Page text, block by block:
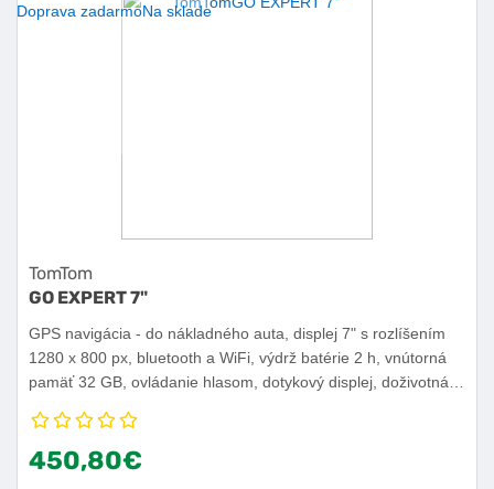
Doprava zadarmoNa sklade
TomTom
GO EXPERT 7"
GPS navigácia - do nákladného auta, displej 7" s rozlíšením
1280 x 800 px, bluetooth a WiFi, výdrž batérie 2 h, vnútorná
pamäť 32 GB, ovládanie hlasom, dotykový displej, doživotná
slovenčina.
450,80€